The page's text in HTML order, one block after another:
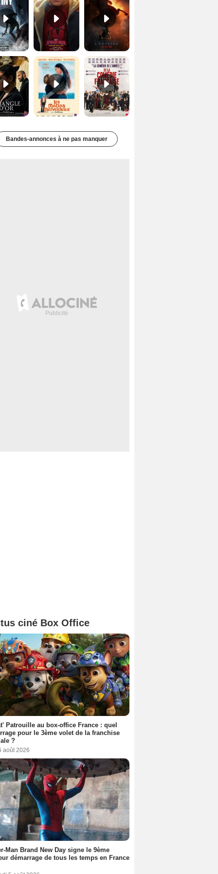
Le Triangle d'or Bande-annonce VF De la Comédie-Française Teaser VF
Bandes-annonces à ne pas manquer
ciné Box Office
Patrouille au box-office France : quel
pour le 3ème volet de la franchise
?
août 2026
Man Brand New Day signe le 9ème
démarrage de tous les temps en France